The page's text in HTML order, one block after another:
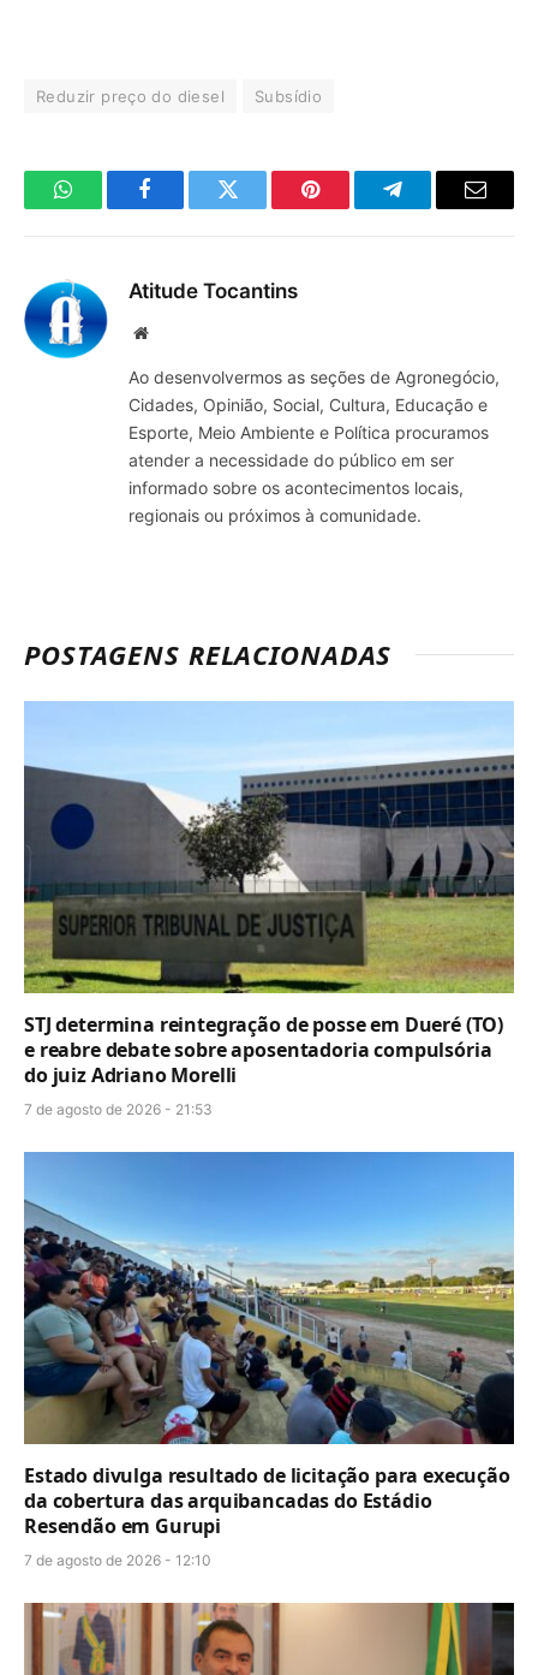
Reduzir preço do diesel Subsídio
WhatsAppFacebookTwitter Pinterest TelegramaE-
Atitude Tocantins
Site
Ao desenvolvermos as seções de Agronegócio,
Cidades, Opinião, Social, Cultura, Educação e
Esporte, Meio Ambiente e Política procuramos
atender a necessidade do público em ser
informado sobre os acontecimentos locais,
regionais ou próximos à comunidade.
POSTAGENS RELACIONADAS
STJ determina reintegração de posse em Dueré (TO)
e reabre debate sobre aposentadoria compulsória
do juiz Adriano Morelli
7 de agosto de 2026 - 21:53
Estado divulga resultado de licitação para execução
da cobertura das arquibancadas do Estádio
Resendão em Gurupi
7 de agosto de 2026 - 12:10